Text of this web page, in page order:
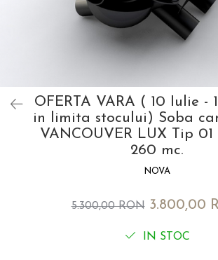
OFERTA VARA ( 10 Iulie -
in limita stocului) Soba
VANCOUVER LUX Tip 01
260 mc.
NOVA
5.300,00 RON 3.800,00
IN STOC